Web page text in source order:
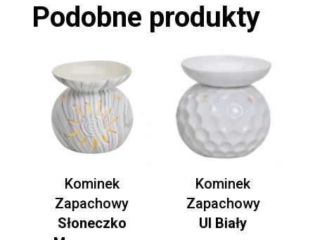
Podobne produkty
Kominek
Zapachowy
Słoneczko
Kominek
Zapachowy
Ul Biały